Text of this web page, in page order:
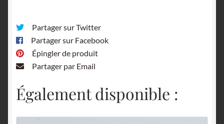
Partager sur Twitter
Partager sur Facebook
Épingler de produit
Partager par Email
Également disponible :